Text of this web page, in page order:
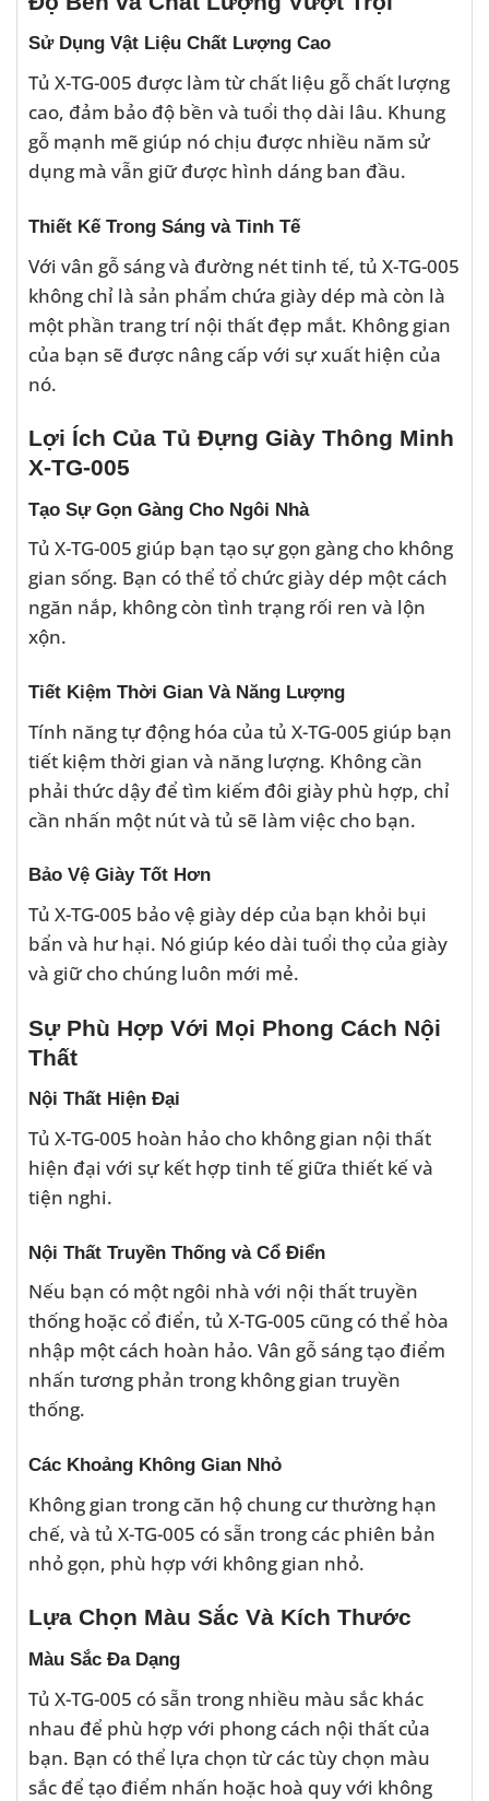
Sử Dụng Vật Liệu Chất Lượng Cao
Tủ X-TG-005 được làm từ chất liệu gỗ chất lượng
cao, đảm bảo độ bền và tuổi thọ dài lâu. Khung
gỗ mạnh mẽ giúp nó chịu được nhiều năm sử
dụng mà vẫn giữ được hình dáng ban đầu.
Thiết Kế Trong Sáng và Tinh Tế
Với vân gỗ sáng và đường nét tinh tế, tủ X-TG-005
không chỉ là sản phẩm chứa giày dép mà còn là
một phần trang trí nội thất đẹp mắt. Không gian
của bạn sẽ được nâng cấp với sự xuất hiện của
nó.
Lợi Ích Của Tủ Đựng Giày Thông Minh
X-TG-005
Tạo Sự Gọn Gàng Cho Ngôi Nhà
Tủ X-TG-005 giúp bạn tạo sự gọn gàng cho không
gian sống. Bạn có thể tổ chức giày dép một cách
ngăn nắp, không còn tình trạng rối ren và lộn
xộn.
Tiết Kiệm Thời Gian Và Năng Lượng
Tính năng tự động hóa của tủ X-TG-005 giúp bạn
tiết kiệm thời gian và năng lượng. Không cần
phải thức dậy để tìm kiếm đôi giày phù hợp, chỉ
cần nhấn một nút và tủ sẽ làm việc cho bạn.
Bảo Vệ Giày Tốt Hơn
Tủ X-TG-005 bảo vệ giày dép của bạn khỏi bụi
bẩn và hư hại. Nó giúp kéo dài tuổi thọ của giày
và giữ cho chúng luôn mới mẻ.
Sự Phù Hợp Với Mọi Phong Cách Nội
Thất
Nội Thất Hiện Đại
Tủ X-TG-005 hoàn hảo cho không gian nội thất
hiện đại với sự kết hợp tinh tế giữa thiết kế và
tiện nghi.
Nội Thất Truyền Thống và Cổ Điển
Nếu bạn có một ngôi nhà với nội thất truyền
thống hoặc cổ điển, tủ X-TG-005 cũng có thể hòa
nhập một cách hoàn hảo. Vân gỗ sáng tạo điểm
nhấn tương phản trong không gian truyền
thống.
Các Khoảng Không Gian Nhỏ
Không gian trong căn hộ chung cư thường hạn
chế, và tủ X-TG-005 có sẵn trong các phiên bản
nhỏ gọn, phù hợp với không gian nhỏ.
Lựa Chọn Màu Sắc Và Kích Thước
Màu Sắc Đa Dạng
Tủ X-TG-005 có sẵn trong nhiều màu sắc khác
nhau để phù hợp với phong cách nội thất của
bạn. Bạn có thể lựa chọn từ các tùy chọn màu
sắc để tạo điểm nhấn hoặc hoà quy với không